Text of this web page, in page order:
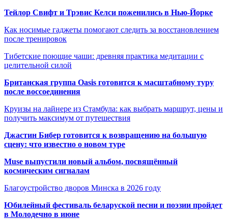
Тейлор Свифт и Трэвис Келси поженились в Нью-Йорке
Как носимые гаджеты помогают следить за восстановлением
после тренировок
Тибетские поющие чаши: древняя практика медитации с
целительной силой
Британская группа Oasis готовится к масштабному туру
после воссоединения
Круизы на лайнере из Стамбула: как выбрать маршрут, цены и
получить максимум от путешествия
Джастин Бибер готовится к возвращению на большую
сцену: что известно о новом туре
Muse выпустили новый альбом, посвящённый
космическим сигналам
Благоустройство дворов Минска в 2026 году
Юбилейный фестиваль беларуской песни и поэзии пройдет
в Молодечно в июне